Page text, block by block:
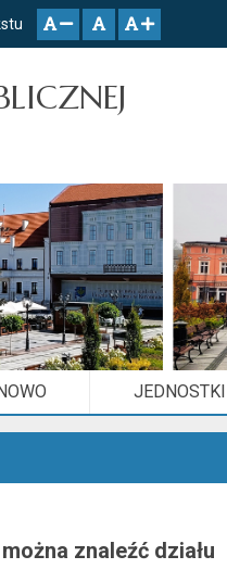
znaleźć działu